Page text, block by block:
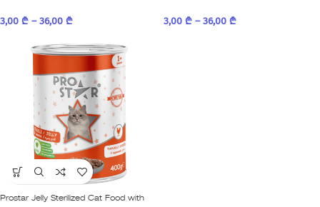
3,00 ₾ – 36,00 ₾ 3,00 ₾ – 36,00 ₾
Prostar Jelly Sterilized Cat Food with